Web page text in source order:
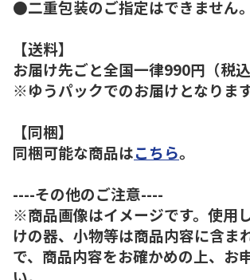
●二重包装のご指定はできません。
【送料】
お届け先ごと全国一律990円（税込
※ゆうパックでのお届けとなります
【同梱】
同梱可能な商品はこちら。
----その他のご注意----
※商品画像はイメージです。使用
けの器、小物等は商品内容に含ま
で、商品内容をお確かめの上、お